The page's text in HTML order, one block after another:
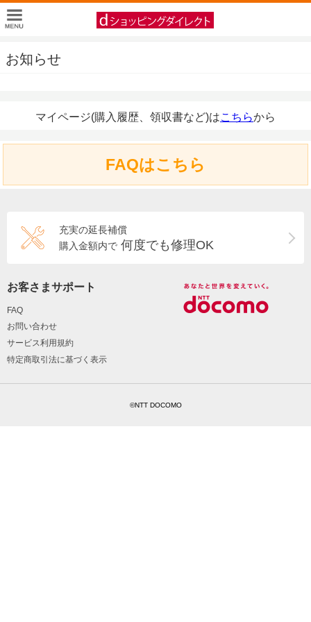
お知らせ
マイページ(購入履歴、領収書など)はこちらから
FAQはこちら
充実の延長補償
購入金額内で 何度でも修理OK
お客さまサポート
FAQ
お問い合わせ
サービス利用規約
特定商取引法に基づく表示
©NTT DOCOMO